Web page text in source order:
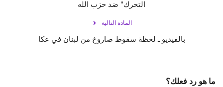
التحرك" ضد حزب الله
المادة التالية
بالفيديو ـ لحظة سقوط صاروخ من لبنان في عكا
ما هو رد فعلك؟